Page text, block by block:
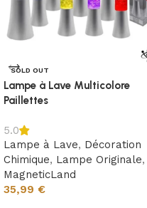
SOLD OUT
Lampe à Lave Multicolore
Paillettes
5.0
Lampe à Lave, Décoration
Chimique, Lampe Originale,
MagneticLand
35,99 €